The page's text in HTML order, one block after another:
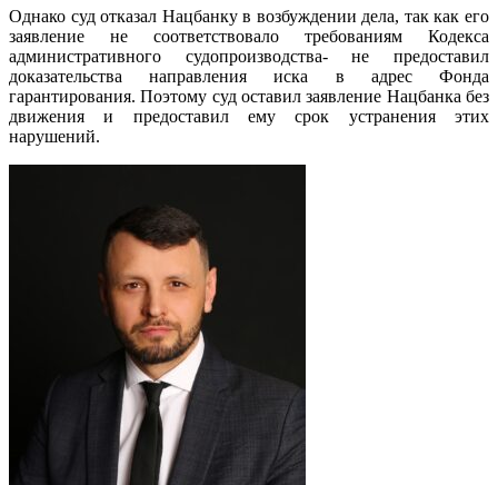
Однако суд отказал Нацбанку в возбуждении дела, так как его
заявление не соответствовало требованиям Кодекса
административного судопроизводства- не предоставил
доказательства направления иска в адрес Фонда
гарантирования. Поэтому суд оставил заявление Нацбанка без
движения и предоставил ему срок устранения этих
нарушений.